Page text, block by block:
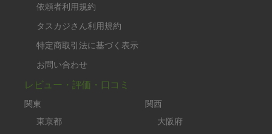
依頼者利用規約
タスカジさん利用規約
特定商取引法に基づく表示
お問い合わせ
レビュー・評価・口コミ
関東
東京都
関西
大阪府